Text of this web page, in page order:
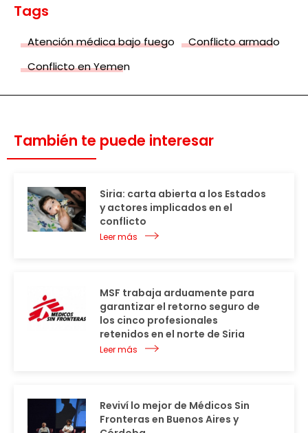
Tags
Atención médica bajo fuego
Conflicto armado
Conflicto en Yemen
También te puede interesar
Siria: carta abierta a los Estados
y actores implicados en el
conflicto
Leer más
MSF trabaja arduamente para
garantizar el retorno seguro de
los cinco profesionales
retenidos en el norte de Siria
Leer más
Reviví lo mejor de Médicos Sin
Fronteras en Buenos Aires y